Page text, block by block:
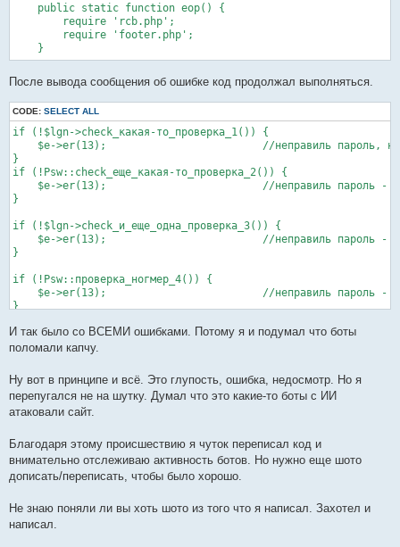
    public static function eop() {
        require 'rcb.php';
        require 'footer.php';
После вывода сообщения об ошибке код продолжал выполняться.
CODE: SELECT ALL
if (!$lgn->check_какая-то_проверка_1()) {
    $e->er(13);				//неправиль пароль, но код дальше исполнялся
}
if (!Psw::check_еще_какая-то_проверка_2()) {
    $e->er(13);				//неправиль пароль - тут тоже не было выхода
}
if (!$lgn->check_и_еще_одна_проверка_3()) {
    $e->er(13);				//неправиль пароль - тут тоже
}
if (!Psw::проверка_ногмер_4()) {
    $e->er(13);				//неправиль пароль -  и тут тоже
}
//А ПОТОМ ЕСЛИ ЛОГИН СУЩЕСТВОВАЛ, ШЛА ЗАГРУЗКА ПРОФИЛЯ И
UserProfile::load_user_profile($lgn->uid);	//загрука профиля
И так было со ВСЕМИ ошибками. Потому я и подумал что боты
поломали капчу.
Ну вот в принципе и всё. Это глупость, ошибка, недосмотр. Но я
перепугался не на шутку. Думал что это какие-то боты с ИИ
атаковали сайт.
Благодаря этому происшествию я чуток переписал код и
внимательно отслеживаю активность ботов. Но нужно еще шото
дописать/переписать, чтобы было хорошо.
Не знаю поняли ли вы хоть шото из того что я написал. Захотел и
написал.